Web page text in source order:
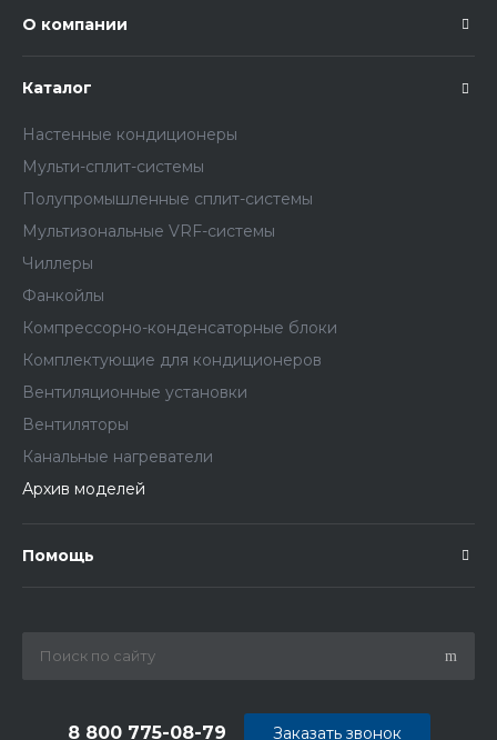
О компании
Каталог
Настенные кондиционеры
Мульти-сплит-системы
Полупромышленные сплит-системы
Мультизональные VRF-системы
Чиллеры
Фанкойлы
Компрессорно-конденсаторные блоки
Комплектующие для кондиционеров
Вентиляционные установки
Вентиляторы
Канальные нагреватели
Архив моделей
Помощь
8 800 775-08-79 Заказать звонок